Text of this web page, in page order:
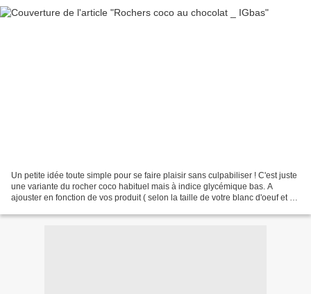
Un petite idée toute simple pour se faire plaisir sans culpabiliser ! C'est juste
une variante du rocher coco habituel mais à indice glycémique bas. A
ajouster en fonction de vos produit ( selon la taille de votre blanc d'oeuf et de